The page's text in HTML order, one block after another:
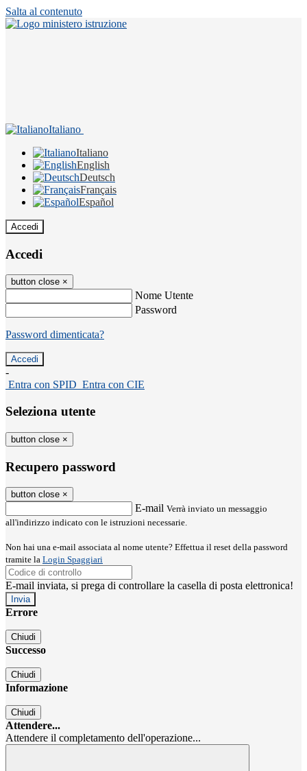
Salta al contenuto
Italiano
Italiano
English
Deutsch
Français
Español
Accedi
Accedi
button close ×
Nome Utente
Password
Password dimenticata?
-
Entra con SPID Entra con CIE
Seleziona utente
button close ×
Recupero password
button close ×
E-mail Verrà inviato un messaggio
all'indirizzo indicato con le istruzioni necessarie.
Non hai una e-mail associata al nome utente? Effettua il reset della password
tramite la Login Spaggiari
E-mail inviata, si prega di controllare la casella di posta elettronica!
Errore
Chiudi
Successo
Chiudi
Informazione
Chiudi
Attendere...
Attendere il completamento dell'operazione...